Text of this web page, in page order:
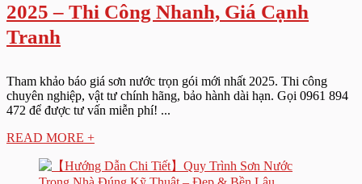
2025 – Thi Công Nhanh, Giá Cạnh
Tranh
Tham khảo báo giá sơn nước trọn gói mới nhất 2025. Thi công
chuyên nghiệp, vật tư chính hãng, bảo hành dài hạn. Gọi 0961 894
472 để được tư vấn miễn phí! ...
READ MORE +